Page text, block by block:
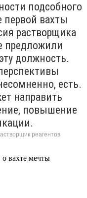
подсобного
первой вахты
растворщика
предложили
должность.
есть.
направить
повышение
реагентов